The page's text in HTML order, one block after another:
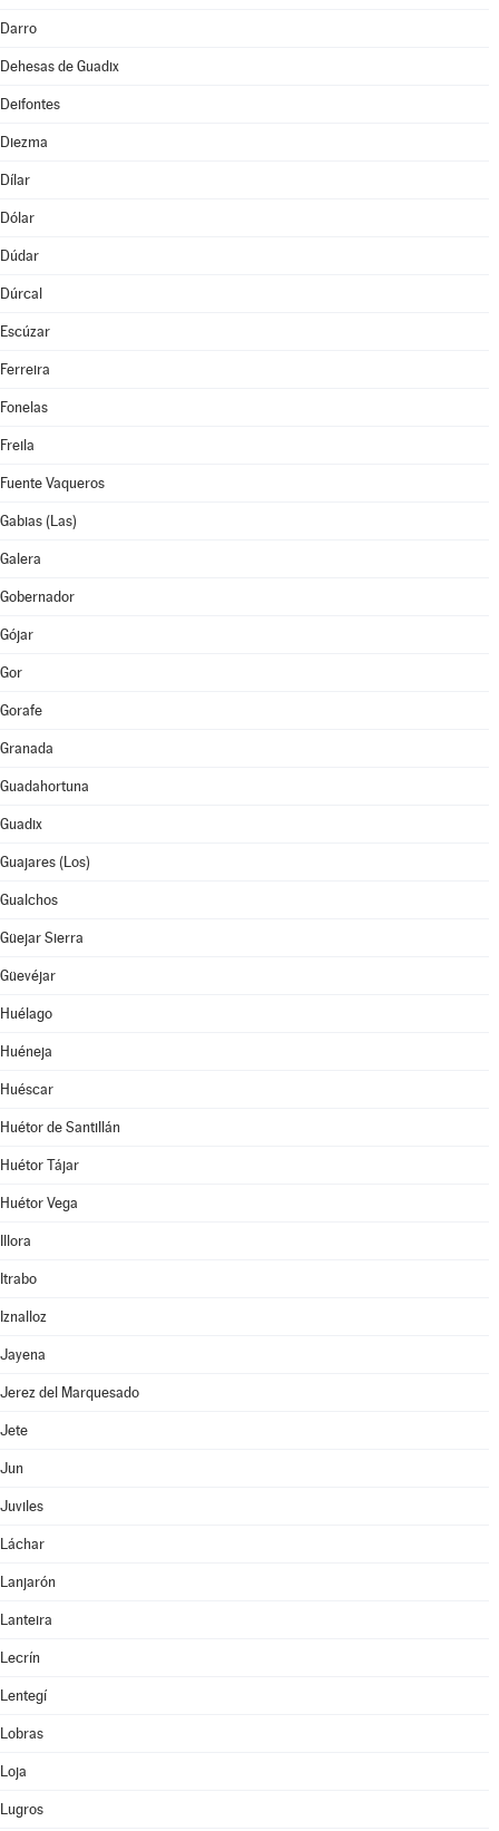
Darro
Dehesas de Guadix
Deifontes
Diezma
Dílar
Dólar
Dúdar
Dúrcal
Escúzar
Ferreira
Fonelas
Freila
Fuente Vaqueros
Gabias (Las)
Galera
Gobernador
Gójar
Gor
Gorafe
Granada
Guadahortuna
Guadix
Guajares (Los)
Gualchos
Güejar Sierra
Güevéjar
Huélago
Huéneja
Huéscar
Huétor de Santillán
Huétor Tájar
Huétor Vega
Illora
Itrabo
Iznalloz
Jayena
Jerez del Marquesado
Jete
Jun
Juviles
Láchar
Lanjarón
Lanteira
Lecrín
Lentegí
Lobras
Loja
Lugros